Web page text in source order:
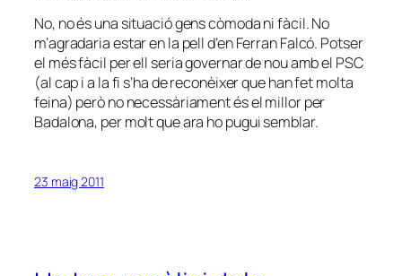
No, no és una situació gens còmoda ni fàcil. No
m’agradaria estar en la pell d’en Ferran Falcó. Potser
el més fàcil per ell seria governar de nou amb el PSC
(al cap i a la fi s’ha de reconèixer que han fet molta
feina) però no necessàriament és el millor per
Badalona, per molt que ara ho pugui semblar.
23 maig 2011